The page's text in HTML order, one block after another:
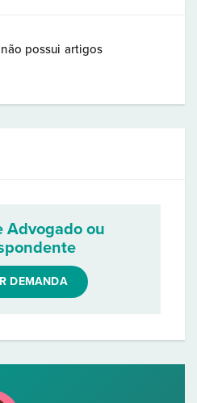
possui artigos
Advogado ou
DEMANDA